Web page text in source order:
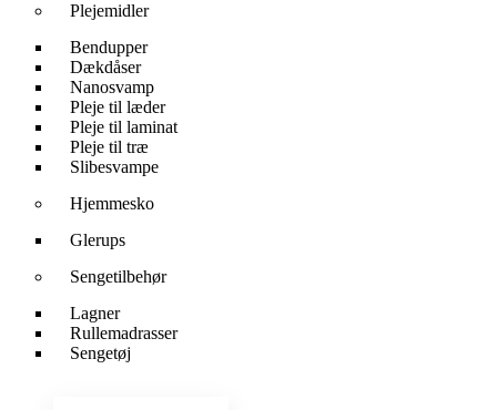
Plejemidler
Bendupper
Dækdåser
Nanosvamp
Pleje til læder
Pleje til laminat
Pleje til træ
Slibesvampe
Hjemmesko
Glerups
Sengetilbehør
Lagner
Rullemadrasser
Sengetøj